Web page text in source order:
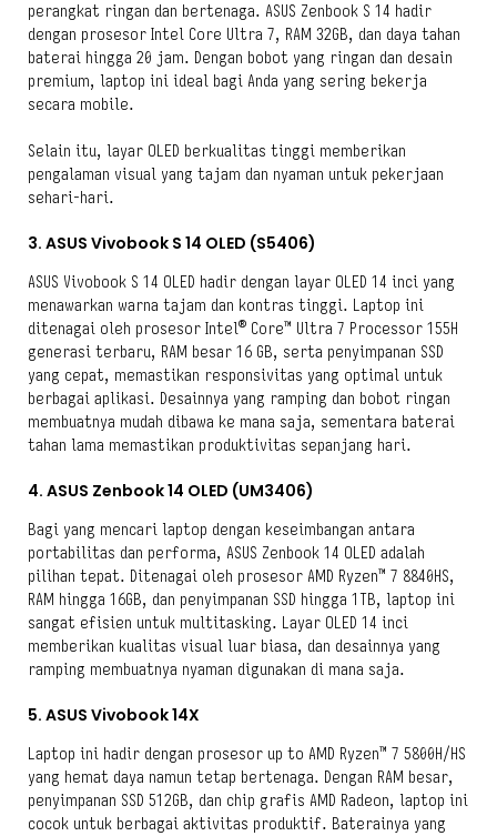
perangkat ringan dan bertenaga. ASUS Zenbook S 14 hadir
dengan prosesor Intel Core Ultra 7, RAM 32GB, dan daya tahan
baterai hingga 20 jam. Dengan bobot yang ringan dan desain
premium, laptop ini ideal bagi Anda yang sering bekerja
secara mobile.
Selain itu, layar OLED berkualitas tinggi memberikan
pengalaman visual yang tajam dan nyaman untuk pekerjaan
sehari-hari.
3. ASUS Vivobook S 14 OLED (S5406)
ASUS Vivobook S 14 OLED hadir dengan layar OLED 14 inci yang
menawarkan warna tajam dan kontras tinggi. Laptop ini
ditenagai oleh prosesor Intel® Core™ Ultra 7 Processor 155H
generasi terbaru, RAM besar 16 GB, serta penyimpanan SSD
yang cepat, memastikan responsivitas yang optimal untuk
berbagai aplikasi. Desainnya yang ramping dan bobot ringan
membuatnya mudah dibawa ke mana saja, sementara baterai
tahan lama memastikan produktivitas sepanjang hari.
4. ASUS Zenbook 14 OLED (UM3406)
Bagi yang mencari laptop dengan keseimbangan antara
portabilitas dan performa, ASUS Zenbook 14 OLED adalah
pilihan tepat. Ditenagai oleh prosesor AMD Ryzen™ 7 8840HS,
RAM hingga 16GB, dan penyimpanan SSD hingga 1TB, laptop ini
sangat efisien untuk multitasking. Layar OLED 14 inci
memberikan kualitas visual luar biasa, dan desainnya yang
ramping membuatnya nyaman digunakan di mana saja.
5. ASUS Vivobook 14X
Laptop ini hadir dengan prosesor up to AMD Ryzen™ 7 5800H/HS
yang hemat daya namun tetap bertenaga. Dengan RAM besar,
penyimpanan SSD 512GB, dan chip grafis AMD Radeon, laptop ini
cocok untuk berbagai aktivitas produktif. Baterainya yang